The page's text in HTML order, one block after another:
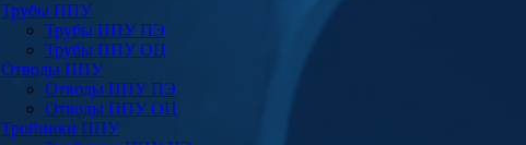
Трубы ППУ
Трубы ППУ ПЭ
Трубы ППУ ОЦ
Отводы ППУ
Отводы ППУ ПЭ
Отводы ППУ ОЦ
Тройники ППУ